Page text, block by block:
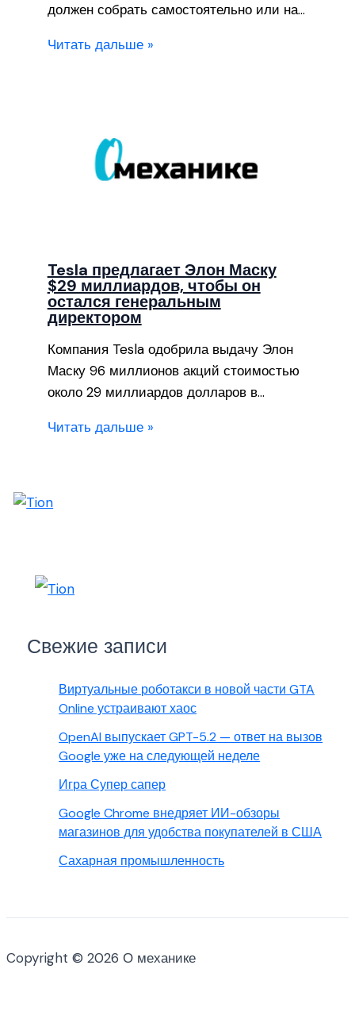
должен собрать самостоятельно или на…
Читать дальше »
Tesla предлагает Элон Маску
$29 миллиардов, чтобы он
остался генеральным
директором
Компания Tesla одобрила выдачу Элон
Маску 96 миллионов акций стоимостью
около 29 миллиардов долларов в…
Читать дальше »
Свежие записи
Виртуальные роботакси в новой части GTA
Online устраивают хаос
OpenAI выпускает GPT-5.2 — ответ на вызов
Google уже на следующей неделе
Игра Супер сапер
Google Chrome внедряет ИИ-обзоры
магазинов для удобства покупателей в США
Сахарная промышленность
Copyright © 2026 О механике